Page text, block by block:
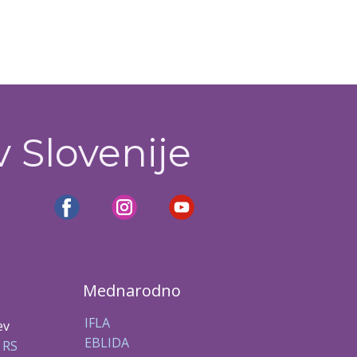
Slovenije
Mednarodno
IFLA
EBLIDA